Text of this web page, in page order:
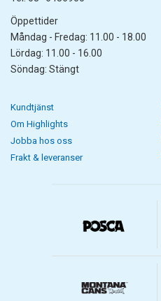
Öppettider
Måndag - Fredag: 11.00 - 18.00
Lördag: 11.00 - 16.00
Söndag: Stängt
Kundtjänst
Om Highlights
Jobba hos oss
Frakt & leveranser